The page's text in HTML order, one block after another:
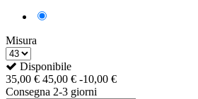
Misura
Disponibile
35,00 € 45,00 € -10,00 €
Consegna 2-3 giorni